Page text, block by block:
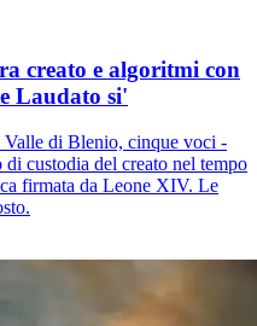
creato e algoritmi con
Laudato si'
Valle di Blenio, cinque voci -
custodia del creato nel tempo
firmata da Leone XIV. Le